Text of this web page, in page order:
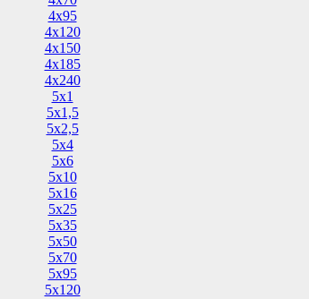
4х95
4х120
4х150
4х185
4х240
5х1
5х1,5
5х2,5
5х4
5х6
5х10
5х16
5х25
5х35
5х50
5х70
5х95
5х120